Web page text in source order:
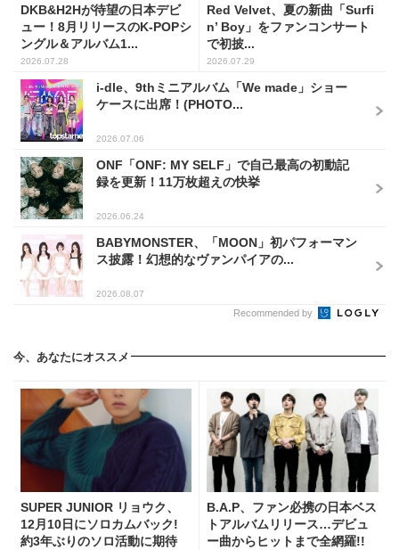
DKB&H2Hが待望の日本デビ
ュー！8月リリースのK-POPシ
ングル＆アルバム1...
2026.07.28
Red Velvet、夏の新曲「Surfi
n’ Boy」をファンコンサート
で初披...
2026.07.29
i-dle、9thミニアルバム「We made」ショー
ケースに出席！(PHOTO...
2026.07.06
ONF「ONF: MY SELF」で自己最高の初動記
録を更新！11万枚超えの快挙
2026.06.24
BABYMONSTER、「MOON」初パフォーマン
ス披露！幻想的なヴァンパイアの...
2026.08.07
Recommended by
今、あなたにオススメ
SUPER JUNIOR リョウク、
12月10日にソロカムバック!
約3年ぶりのソロ活動に期待
B.A.P、ファン必携の日本ベス
トアルバムリリース…デビュ
ー曲からヒットまで全網羅!!